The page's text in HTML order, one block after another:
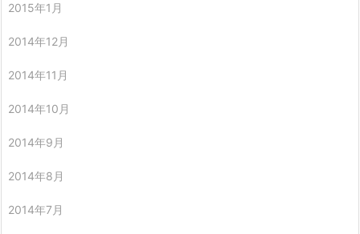
2015年1月
2014年12月
2014年11月
2014年10月
2014年9月
2014年8月
2014年7月